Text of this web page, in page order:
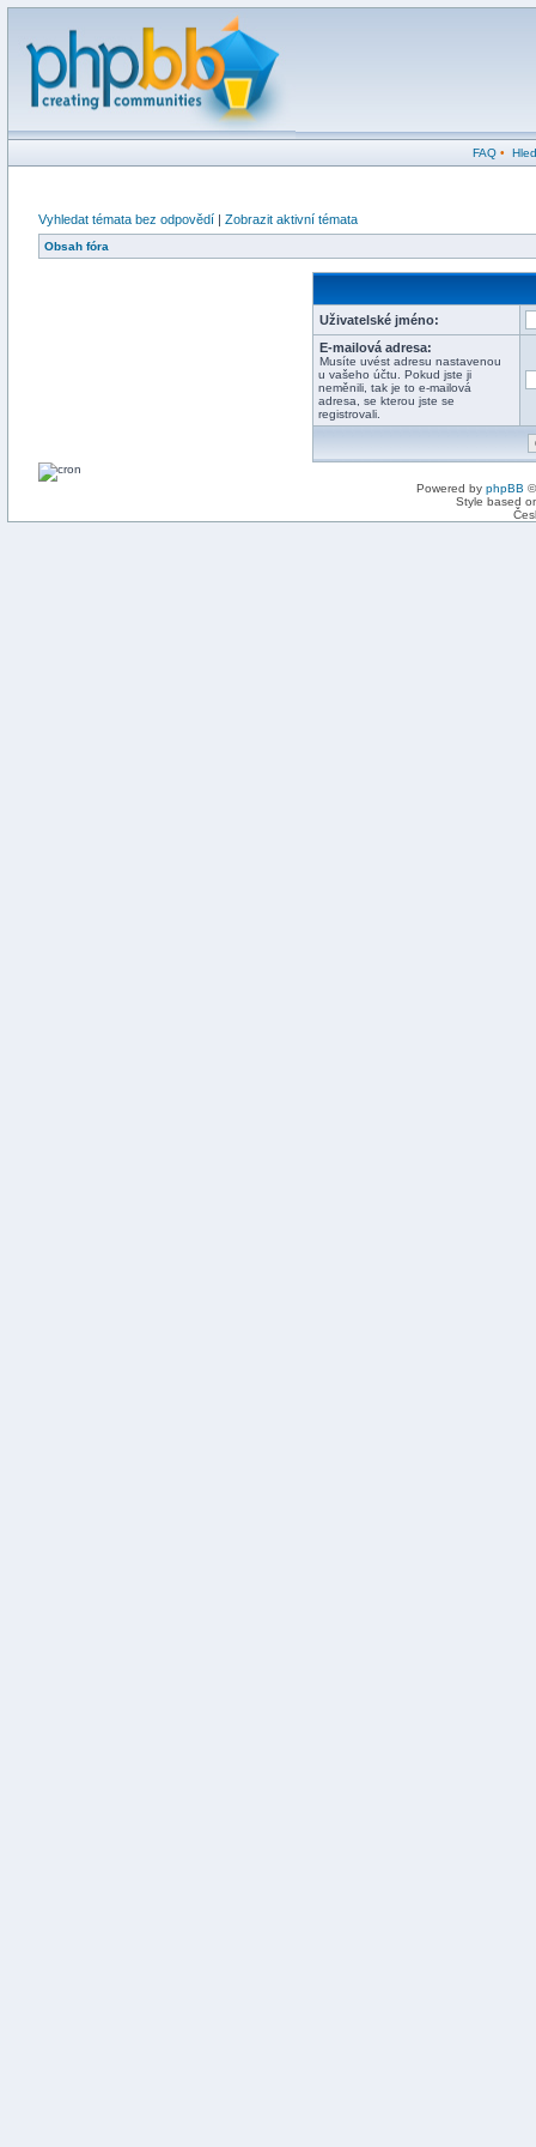
FAQ•
Vyhledat témata bez odpovědí | Zobrazit aktivní témata
Obsah fóra
Uživatelské jméno:
E-mailová adresa:
Musíte uvést adresu nastavenou
u vašeho účtu. Pokud jste ji
neměnili, tak je to e-mailová
adresa, se kterou jste se
registrovali.
Powered by phpBB
Style based